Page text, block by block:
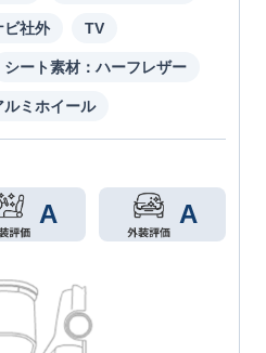
ビ社外 TV
シート素材：ハーフレザー
ルミホイール
A A